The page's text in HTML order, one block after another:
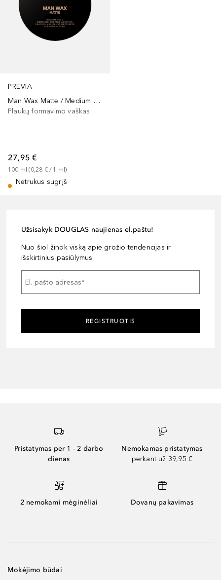
PREVIA
Man Wax Matte / Medium Hold
Plaukų formavimo vaškas
27,95 €
100 ml (0,28 € / 1 ml)
Netrukus sugrįš
Užsisakyk DOUGLAS naujienas el.paštu!
Nuo šiol žinok viską apie grožio tendencijas ir
išskirtinius pasiūlymus
El. pašto adresas*
REGISTRUOTIS
Pristatymas per 1 - 2 darbo
dienas
Nemokamas pristatymas
perkant už 39,95 €
2 nemokami mėginėliai Dovanų pakavimas
Mokėjimo būdai